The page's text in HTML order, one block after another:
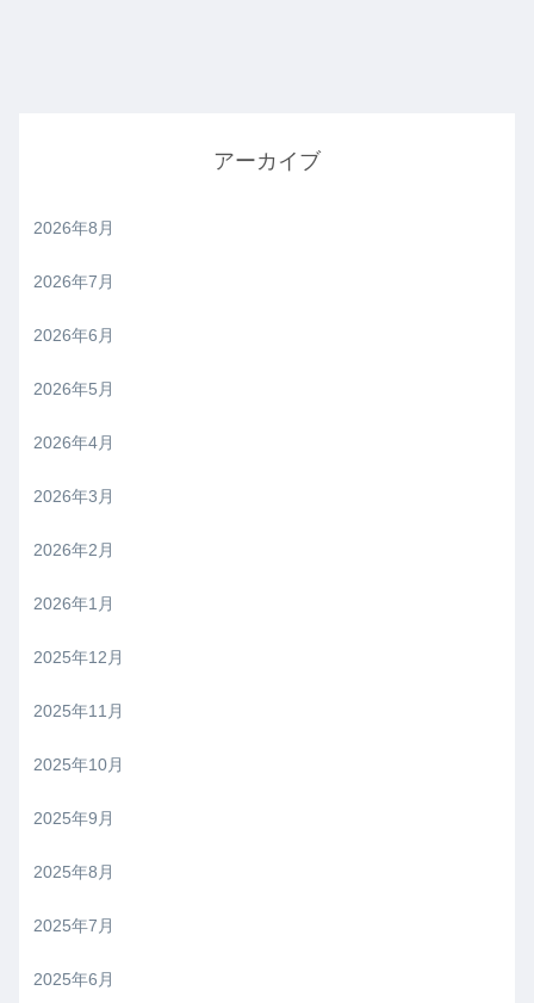
アーカイブ
2026年8月
2026年7月
2026年6月
2026年5月
2026年4月
2026年3月
2026年2月
2026年1月
2025年12月
2025年11月
2025年10月
2025年9月
2025年8月
2025年7月
2025年6月